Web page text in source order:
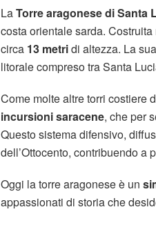
LaTorre aragonese di Santa
costa orientale sarda.
circa 13 metridi altezza. La
litorale compreso tra Santa
Come molte altre torri costiere
incursioni saracene, che per
Questo sistema difensivo,
dell’Ottocento, contribuendo a
Oggi la torre aragonese è un
appassionati di storia che